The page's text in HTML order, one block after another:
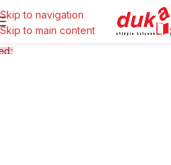
Skip to navigation
Skip to main content